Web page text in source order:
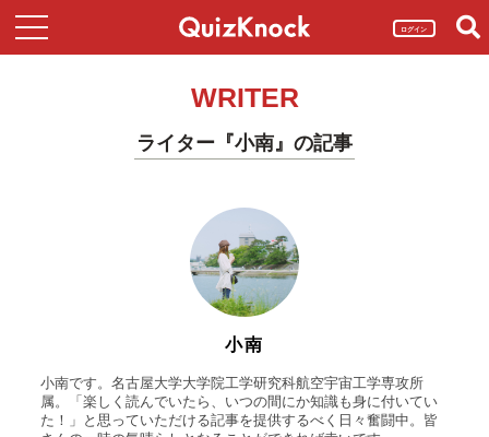
ログイン
WRITER
ライター『小南』の記事
小南
小南です。名古屋大学大学院工学研究科航空宇宙工学専攻所
属。「楽しく読んでいたら、いつの間にか知識も身に付いてい
た！」と思っていただける記事を提供するべく日々奮闘中。皆